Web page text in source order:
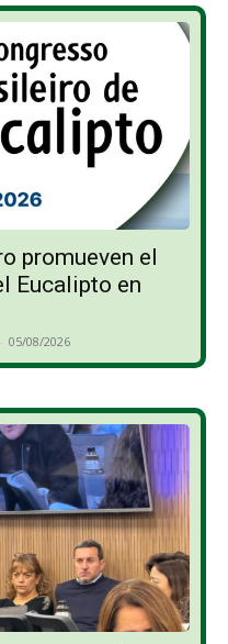
promueven el
Eucalipto en
- 05/08/2026